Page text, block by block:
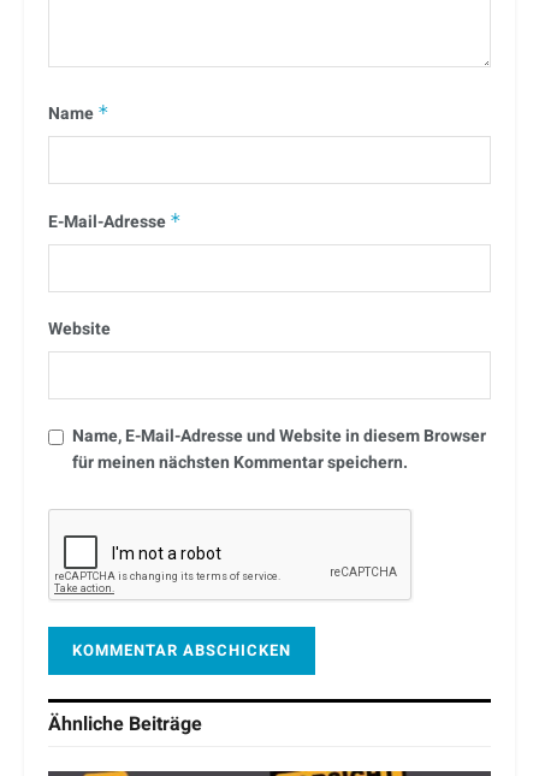
Name *
E-Mail-Adresse *
Website
Name, E-Mail-Adresse und Website in diesem Browser
für meinen nächsten Kommentar speichern.
Ähnliche Beiträge